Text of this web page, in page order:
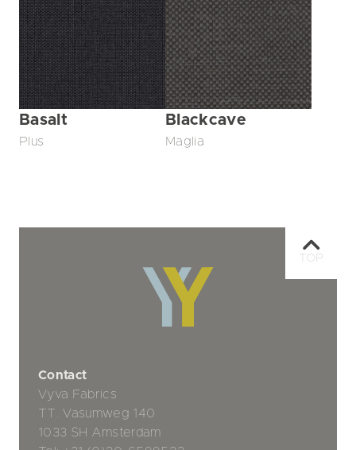
Basalt
Plus
Blackcave
Maglia
Contact
Vyva Fabrics
TT. Vasumweg 140
1033 SH Amsterdam
TOP